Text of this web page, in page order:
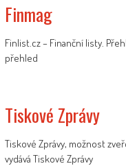
Finmag
Finlist.cz – Finanční listy.
přehled
Tiskové Zprávy
Tiskové Zprávy, možnost
vydává Tiskové Zprávy